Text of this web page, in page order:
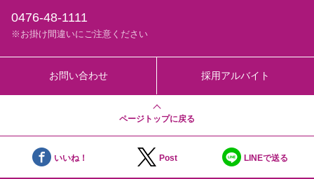
0476-48-1111
※お掛け間違いにご注意ください
お問い合わせ 採用アルバイト
ページトップに戻る
いいね！ Post LINEで送る